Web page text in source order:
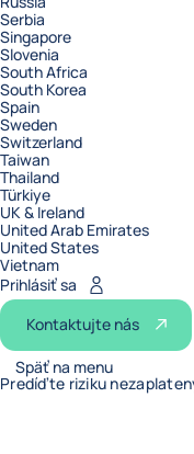
Serbia
Singapore
Slovenia
South Africa
South Korea
Spain
Sweden
Switzerland
Taiwan
Thailand
Türkiye
UK & Ireland
United Arab Emirates
United States
Vietnam
Prihlásiť sa
Kontaktujte nás
Späť na menu
Predíďte riziku